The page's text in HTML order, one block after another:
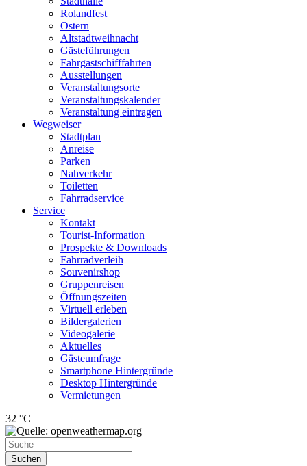
Rolandfest
Ostern
Altstadtweihnacht
Gästeführungen
Fahrgastschifffahrten
Ausstellungen
Veranstaltungsorte
Veranstaltungskalender
Veranstaltung eintragen
Wegweiser
Stadtplan
Anreise
Parken
Nahverkehr
Toiletten
Fahrradservice
Service
Kontakt
Tourist-Information
Prospekte & Downloads
Fahrradverleih
Souvenirshop
Gruppenreisen
Öffnungszeiten
Virtuell erleben
Bildergalerien
Videogalerie
Aktuelles
Gästeumfrage
Smartphone Hintergründe
Desktop Hintergründe
Vermietungen
32 °C
Suchen